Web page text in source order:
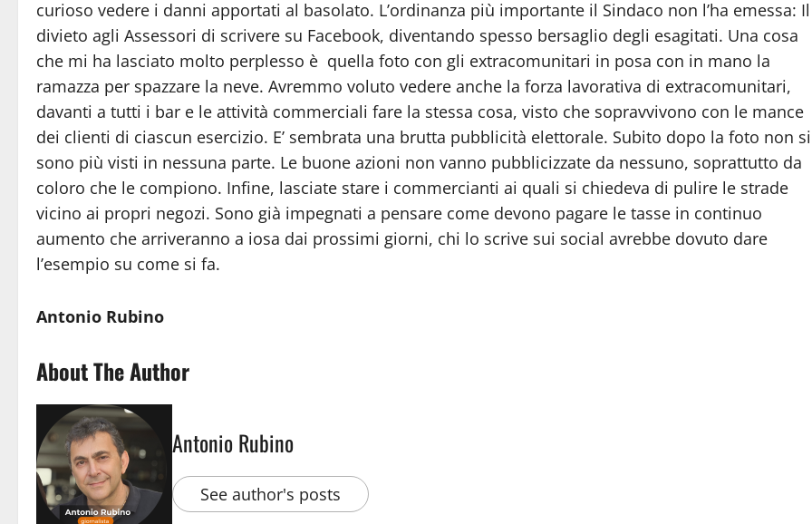
curioso vedere i danni apportati al basolato. L’ordinanza più importante il Sindaco non l’ha emessa: Il
divieto agli Assessori di scrivere su Facebook, diventando spesso bersaglio degli esagitati. Una cosa
che mi ha lasciato molto perplesso è quella foto con gli extracomunitari in posa con in mano la
ramazza per spazzare la neve. Avremmo voluto vedere anche la forza lavorativa di extracomunitari,
davanti a tutti i bar e le attività commerciali fare la stessa cosa, visto che sopravvivono con le mance
dei clienti di ciascun esercizio. E’ sembrata una brutta pubblicità elettorale. Subito dopo la foto non si
sono più visti in nessuna parte. Le buone azioni non vanno pubblicizzate da nessuno, soprattutto da
coloro che le compiono. Infine, lasciate stare i commercianti ai quali si chiedeva di pulire le strade
vicino ai propri negozi. Sono già impegnati a pensare come devono pagare le tasse in continuo
aumento che arriveranno a iosa dai prossimi giorni, chi lo scrive sui social avrebbe dovuto dare
l’esempio su come si fa.
Antonio Rubino
About The Author
Antonio Rubino
See author's posts